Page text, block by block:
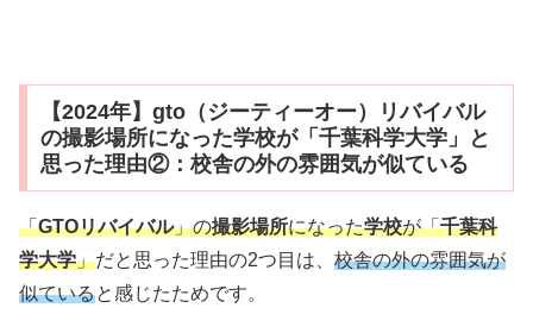
【2024年】gto（ジーティーオー）リバイバル
の撮影場所になった学校が「千葉科学大学」と
思った理由②：校舎の外の雰囲気が似ている
「GTOリバイバル」の撮影場所になった学校が「千葉科
学大学」だと思った理由の2つ目は、 校舎の外の雰囲気が
似ていると感じたためです。